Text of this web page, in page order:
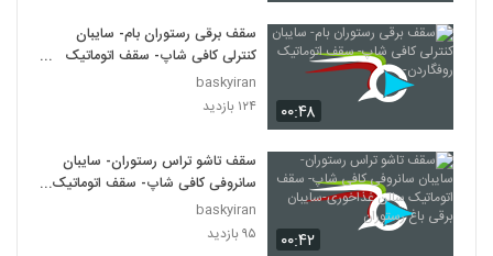
۰۰:۴۸
سقف برقی رستوران بام- سایبان
کنترلی کافی شاپ- سقف اتوماتیک
روفگاردن-
baskyiran
۱۲۴ بازدید
۰۰:۴۲
سقف تاشو تراس رستوران- سایبان
سانروفی کافی شاپ- سقف اتوماتیک
سالن غذاخوری-سایبان برقی باغ
رستوران
baskyiran
۹۵ بازدید